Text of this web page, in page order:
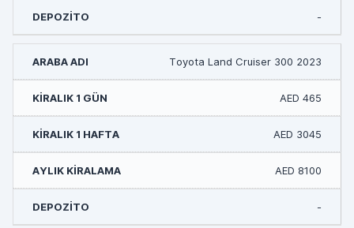
-
Toyota Land Cruiser 300 2023
AED 465
AED 3045
AED 8100
-